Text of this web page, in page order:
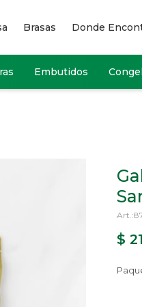
Embutidos
Brasas Donde
$